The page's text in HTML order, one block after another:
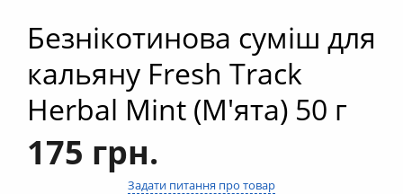
Безнікотинова суміш для
кальяну Fresh Track
Herbal Mint (М'ята) 50 г
175 грн.
Задати питання про товар